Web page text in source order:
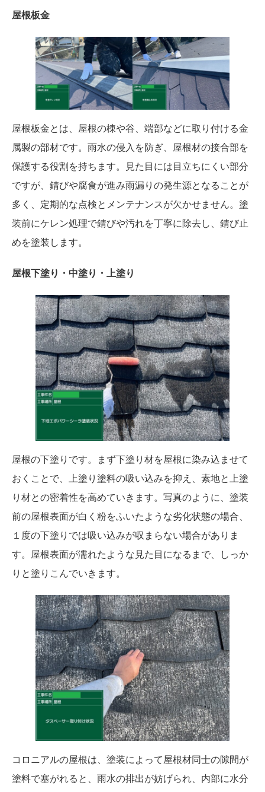
屋根板金
屋根板金とは、屋根の棟や谷、端部などに取り付ける金
属製の部材です。雨水の侵入を防ぎ、屋根材の接合部を
保護する役割を持ちます。見た目には目立ちにくい部分
ですが、錆びや腐食が進み雨漏りの発生源となることが
多く、定期的な点検とメンテナンスが欠かせません。塗
装前にケレン処理で錆びや汚れを丁寧に除去し、錆び止
めを塗装します。
屋根下塗り・中塗り・上塗り
屋根の下塗りです。まず下塗り材を屋根に染み込ませて
おくことで、上塗り塗料の吸い込みを抑え、素地と上塗
り材との密着性を高めていきます。写真のように、塗装
前の屋根表面が白く粉をふいたような劣化状態の場合、
１度の下塗りでは吸い込みが収まらない場合がありま
す。屋根表面が濡れたような見た目になるまで、しっか
りと塗りこんでいきます。
コロニアルの屋根は、塗装によって屋根材同士の隙間が
塗料で塞がれると、雨水の排出が妨げられ、内部に水分